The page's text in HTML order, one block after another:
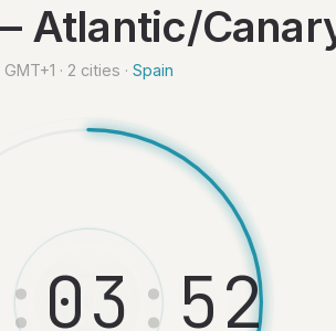
Atlantic/
GMT+1 · 2 cities · Spain
: 03 : 5 2